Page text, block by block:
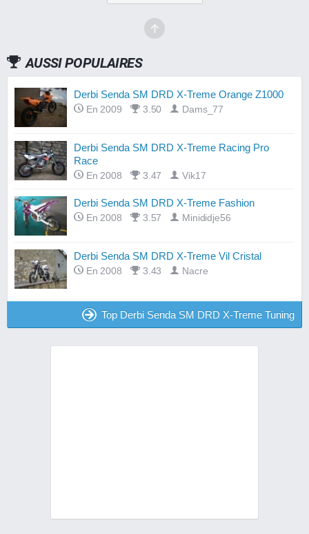
AUSSI POPULAIRES
Derbi Senda SM DRD X-Treme Orange Z1000
En 2009 3.50 Dams_77
Derbi Senda SM DRD X-Treme Racing Pro
Race
En 2008 3.47 Vik17
Derbi Senda SM DRD X-Treme Fashion
En 2008 3.57 Minididje56
Derbi Senda SM DRD X-Treme Vil Cristal
En 2008 3.43 Nacre
Top Derbi Senda SM DRD X-Treme Tuning